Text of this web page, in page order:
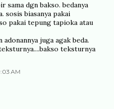
sama dgn bakso. bedanya
sosis biasanya pakai
pakai tepung tapioka atau
adonannya juga agak beda.
teksturnya
AM